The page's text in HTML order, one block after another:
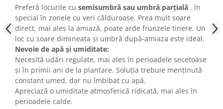
Preferă locurile cu semisumbră sau umbră parțială , în
special în zonele cu veri călduroase. Prea mult soare
direct, mai ales la amiază, poate arde frunzele tinere. Un
loc cu soare dimineața și umbră după-amiaza este ideal.
Nevoie de apă și umiditate:
Necesită udări regulate, mai ales în perioadele secetoase
și în primii ani de la plantare. Soluția trebuie menținută
constant umed, dar nu îmbibat cu apă.
Apreciază o umiditate atmosferică ridicată, mai ales în
perioadele calde.